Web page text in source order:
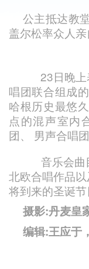
公主抵达教
盖尔松率众人亲
23日晚上
唱团联合组成
哈根历史最悠
点的混声室内
团、 男声合唱团
音乐会曲
北欧合唱作品
将到来的圣诞节
摄影:丹麦皇
编辑:王应于